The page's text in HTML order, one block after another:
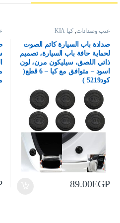
عتب وصدادات,كيا KIA
صدادة باب السيارة كاتم الصوت
لحماية حافة باب السيارة، تصميم
ذاتي اللصق، سيليكون مرن، لون
اسود – متوافق مع كيا – 6 قطع(
كود5219 )
89.00EGP